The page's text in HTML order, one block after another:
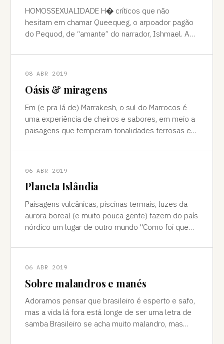
HOMOSSEXUALIDADE H� críticos que não
hesitam em chamar Queequeg, o arpoador pagão
do Pequod, de “amante” do narrador, Ishmael. A
compreens
08 ABR 2019
Oásis & miragens
Em (e pra lá de) Marrakesh, o sul do Marrocos é
uma experiência de cheiros e sabores, em meio a
paisagens que temperam tonalidades terrosas e
06 ABR 2019
Planeta Islândia
Paisagens vulcânicas, piscinas termais, luzes da
aurora boreal (e muito pouca gente) fazem do país
nórdico um lugar de outro mundo "Como foi que
06 ABR 2019
Sobre malandros e manés
Adoramos pensar que brasileiro é esperto e safo,
mas a vida lá fora está longe de ser uma letra de
samba Brasileiro se acha muito malandro, mas